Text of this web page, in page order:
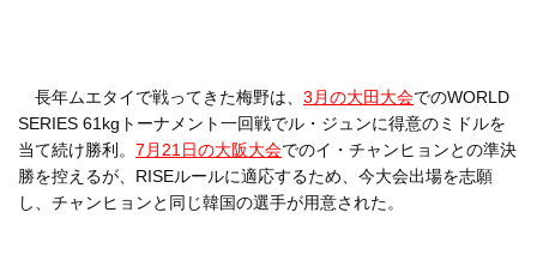
長年ムエタイで戦ってきた梅野は、 3月の大田大会でのWORLD
SERIES 61kgトーナメント一回戦でル・ジュンに得意のミドルを
当て続け勝利。 7月21日の大阪大会でのイ・チャンヒョンとの準決
勝を控えるが、RISEルールに適応するため、今大会出場を志願
し、チャンヒョンと同じ韓国の選手が用意された。